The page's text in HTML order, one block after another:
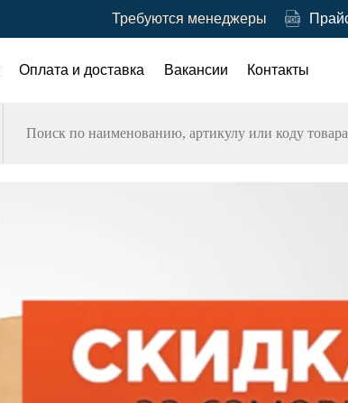
Требуются менеджеры
Оплата и доставка Вакансии Контакты